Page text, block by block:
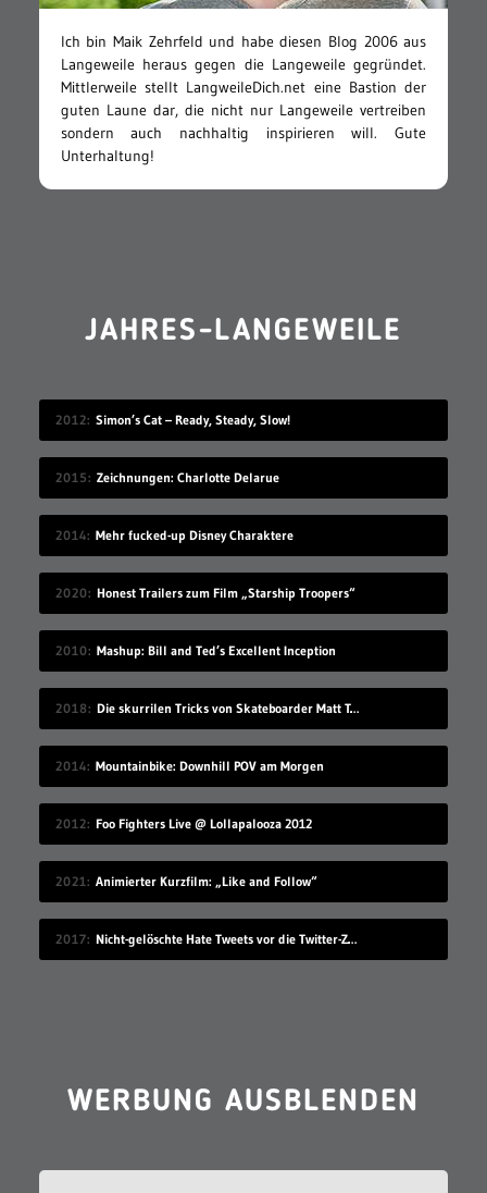
Ich bin Maik Zehrfeld und habe diesen Blog 2006 aus
Langeweile heraus gegen die Langeweile gegründet.
Mittlerweile stellt LangweileDich.net eine Bastion der
guten Laune dar, die nicht nur Langeweile vertreiben
sondern auch nachhaltig inspirieren will. Gute
Unterhaltung!
JAHRES-LANGEWEILE
2012 Simon’s Cat – Ready, Steady, Slow!
2015 Zeichnungen: Charlotte Delarue
2014 Mehr fucked-up Disney Charaktere
2020 Honest Trailers zum Film „Starship Troopers“
2010 Mashup: Bill and Ted’s Excellent Inception
2018 Die skurrilen Tricks von Skateboarder Matt Tomasello
2014 Mountainbike: Downhill POV am Morgen
2012 Foo Fighters Live @ Lollapalooza 2012
2021 Animierter Kurzfilm: „Like and Follow“
2017 Nicht-gelöschte Hate Tweets vor die Twitter-Zentrale gesprüht
WERBUNG AUSBLENDEN